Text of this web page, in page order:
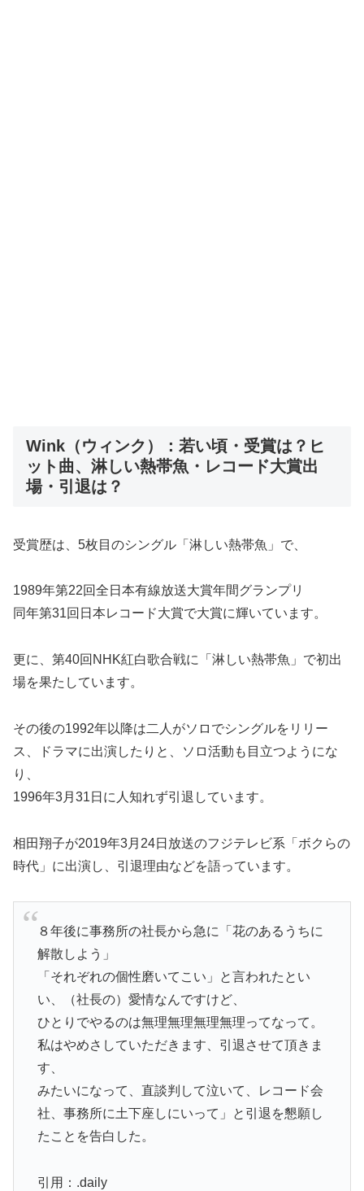
Wink（ウィンク）：若い頃・受賞は？ヒ
ット曲、淋しい熱帯魚・レコード大賞出
場・引退は？
受賞歴は、5枚目のシングル「淋しい熱帯魚」で、
1989年第22回全日本有線放送大賞年間グランプリ
同年第31回日本レコード大賞で大賞に輝いています。
更に、第40回NHK紅白歌合戦に「淋しい熱帯魚」で初出
場を果たしています。
その後の1992年以降は二人がソロでシングルをリリー
ス、ドラマに出演したりと、ソロ活動も目立つようにな
り、
1996年3月31日に人知れず引退しています。
相田翔子が2019年3月24日放送のフジテレビ系「ボクらの
時代」に出演し、引退理由などを語っています。
８年後に事務所の社長から急に「花のあるうちに
解散しよう」
「それぞれの個性磨いてこい」と言われたとい
い、（社長の）愛情なんですけど、
ひとりでやるのは無理無理無理無理ってなって。
私はやめさしていただきます、引退させて頂きま
す、
みたいになって、直談判して泣いて、レコード会
社、事務所に土下座しにいって」と引退を懇願し
たことを告白した。
引用：.daily